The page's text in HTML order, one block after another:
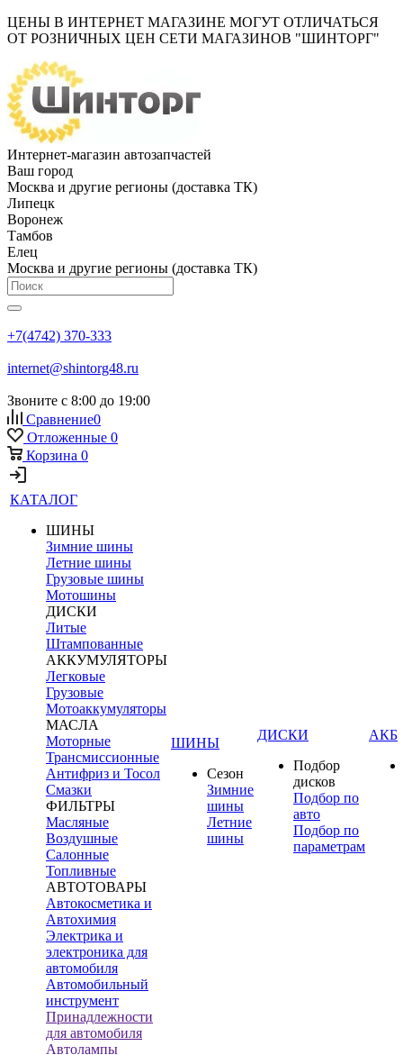
ЦЕНЫ В ИНТЕРНЕТ МАГАЗИНЕ МОГУТ ОТЛИЧАТЬСЯ
ОТ РОЗНИЧНЫХ ЦЕН СЕТИ МАГАЗИНОВ "ШИНТОРГ"
Интернет-магазин автозапчастей
Ваш город
Москва и другие регионы (доставка ТК)
Липецк
Воронеж
Тамбов
Елец
Москва и другие регионы (доставка ТК)
+7(4742) 370-333
internet@shintorg48.ru
Звоните с 8:00 до 19:00
Сравнение0
Отложенные 0
Корзина 0
КАТАЛОГ
ШИНЫ
Зимние шины
Летние шины
Грузовые шины
Мотошины
ДИСКИ
Литые
Штампованные
АККУМУЛЯТОРЫ
Легковые
Грузовые
Мотоаккумуляторы
МАСЛА
Моторные
Трансмиссионные
Антифриз и Тосол
Смазки
ФИЛЬТРЫ
Масляные
Воздушные
Салонные
Топливные
АВТОТОВАРЫ
Автокосметика и
Автохимия
Электрика и
электроника для
автомобиля
Автомобильный
инструмент
Принадлежности
для автомобиля
Автолампы
ШИНЫ
Сезон
Зимние
шины
Летние
шины
ДИСКИ
Подбор
дисков
Подбор по
авто
Подбор по
параметрам
АКБ